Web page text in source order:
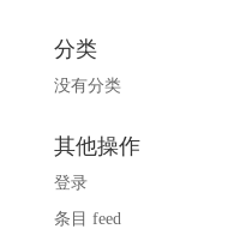
分类
没有分类
其他操作
登录
条目 feed